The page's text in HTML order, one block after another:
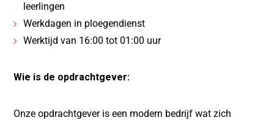
leerlingen
Werkdagen in ploegendienst
Werktijd van 16:00 tot 01:00 uur
Wie is de opdrachtgever:
Onze opdrachtgever is een modern bedrijf wat zich